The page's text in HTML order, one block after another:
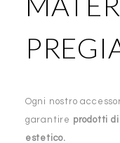
Ogni nostro
garantire prodotti
estetico.